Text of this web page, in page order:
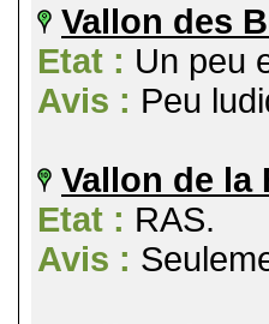
Vallon des
Etat : Un peu
Avis : Peu
Vallon de la
Etat : RAS.
Avis :